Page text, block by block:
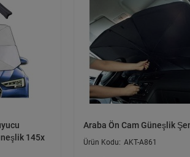
145x
Araba Ön Cam Güneşlik
AKT-A861